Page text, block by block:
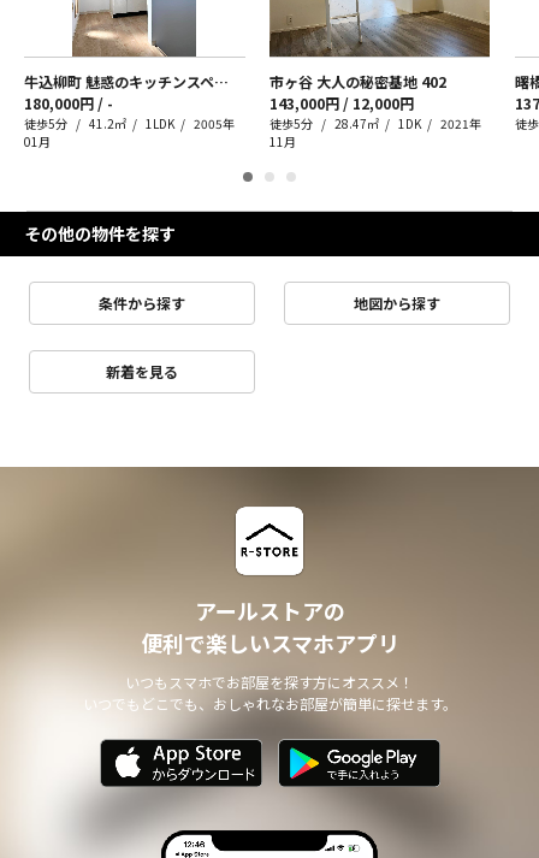
牛込柳町 魅惑のキッチンスペース
180,000円 / -
徒歩5分 41.2㎡ 1LDK
2005年
01月
市ヶ谷 大人の秘密基地 402
143,000円 / 12,000円
徒歩5分 28.47㎡ 1DK
2021年
11月
曙
徒
その他の物件を探す
条件から探す 地図から探す
新着を見る
アールストアの
便利で楽しいスマホアプリ
いつもスマホでお部屋を探す方にオススメ！
いつでもどこでも、おしゃれなお部屋が簡単に探せます。